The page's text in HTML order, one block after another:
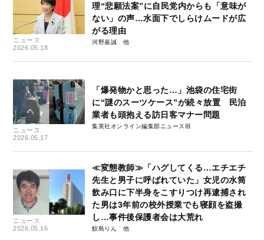
ニュース
2026.05.18
理“悲願法案”に自民党内からも「意味が
ない」の声…水面下でしらけムードが広
がる理由
河野嘉誠
ニュース
2026.05.17
「爆発物かと思った…」池袋の住宅街
に“謎のスーツケース”が続々放置 民泊
業者も頭抱える訪日客マナー問題
集英社オンライン編集部ニュース班
ニュース
2026.05.16
≪変態教師≫「ハグしてくる…エチエチ
先生と男子に呼ばれていた」女児の水筒
飲み口に下半身をこすりつけ再逮捕され
た男は3年前の校外授業でも寝顔を盗撮
し…事件後保護者会は大荒れ
鮫島りん